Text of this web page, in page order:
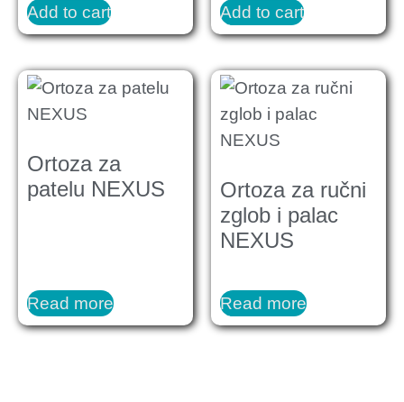
Add to cart Add to cart
Ortoza za
patelu NEXUS
Read more
Ortoza za ručni
zglob i palac
NEXUS
Read more